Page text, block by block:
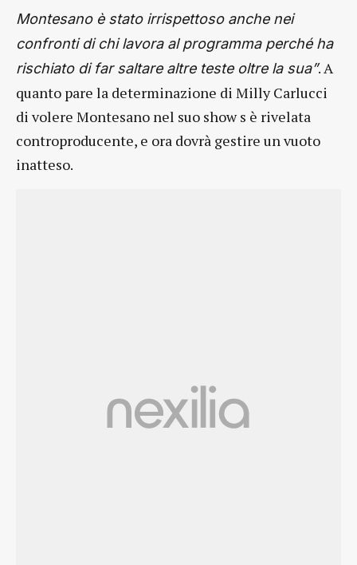
Montesano è stato irrispettoso anche nei
confronti di chi lavora al programma perché ha
rischiato di far saltare altre teste oltre la sua”. A
quanto pare la determinazione di Milly Carlucci
di volere Montesano nel suo show s è rivelata
controproducente, e ora dovrà gestire un vuoto
inatteso.